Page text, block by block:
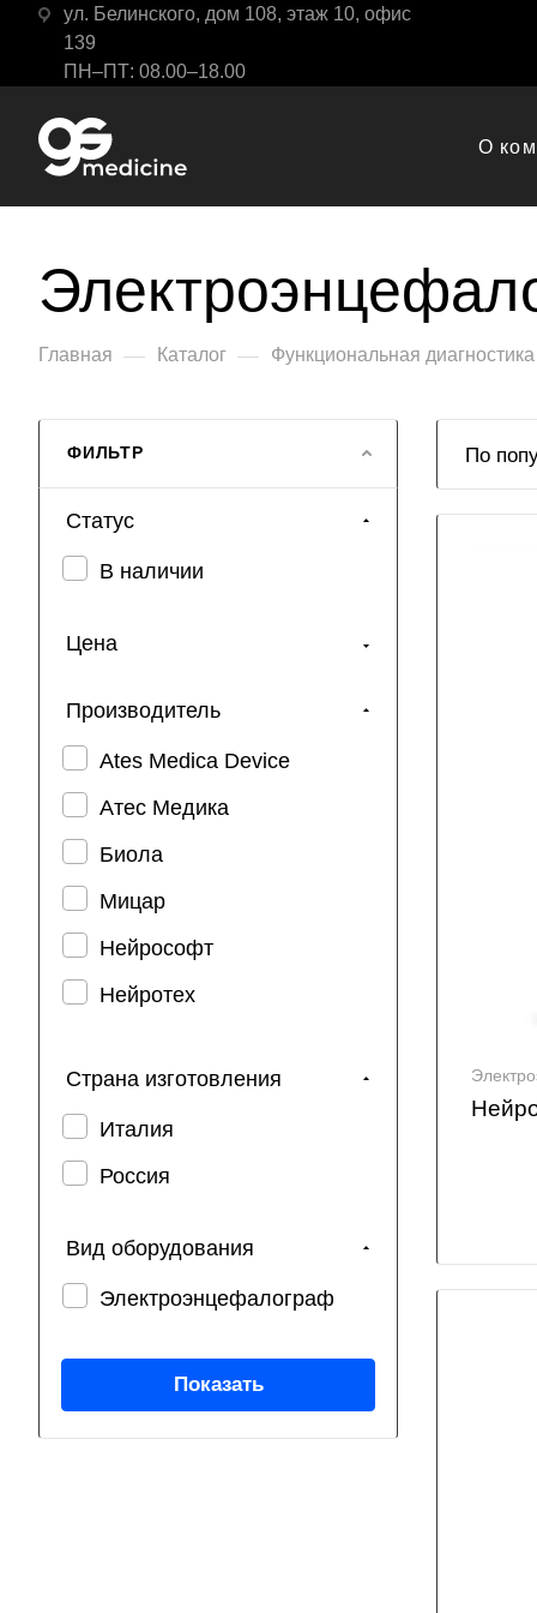
ул. Белинского, дом 108, этаж 10, офис
139
ПН–ПТ: 08.00–18.00
О
Главная — Каталог — Функциональная диагностика
По
ФИЛЬТР
Статус
В наличии
Цена
Производитель
Ates Medica Device
Атес Медика
Биола
Мицар
Нейрософт
Нейротех
Страна изготовления
Италия
Россия
Вид оборудования
Электроэнцефалограф